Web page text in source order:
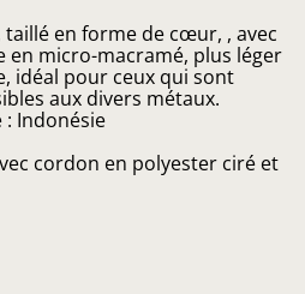
en forme de cœur, , avec
en micro-macramé, plus léger
idéal pour ceux qui sont
aux divers métaux.
: Indonésie
cordon en polyester ciré et